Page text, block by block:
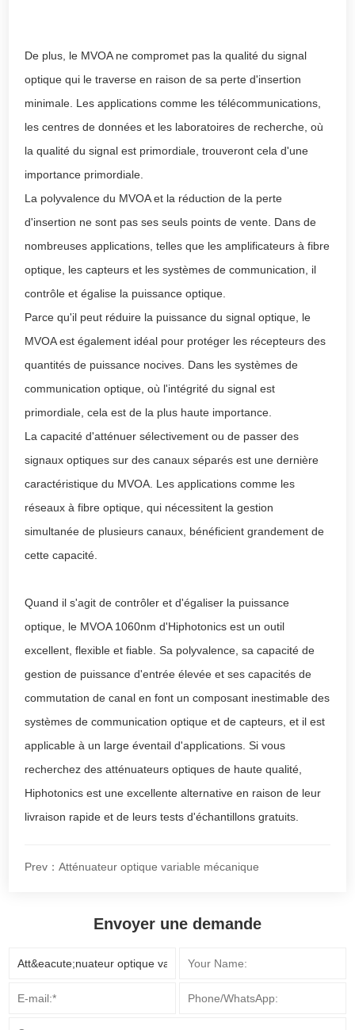
De plus, le MVOA ne compromet pas la qualité du signal
optique qui le traverse en raison de sa perte d'insertion
minimale. Les applications comme les télécommunications,
les centres de données et les laboratoires de recherche, où
la qualité du signal est primordiale, trouveront cela d'une
importance primordiale.
La polyvalence du MVOA et la réduction de la perte
d'insertion ne sont pas ses seuls points de vente. Dans de
nombreuses applications, telles que les amplificateurs à fibre
optique, les capteurs et les systèmes de communication, il
contrôle et égalise la puissance optique.
Parce qu'il peut réduire la puissance du signal optique, le
MVOA est également idéal pour protéger les récepteurs des
quantités de puissance nocives. Dans les systèmes de
communication optique, où l'intégrité du signal est
primordiale, cela est de la plus haute importance.
La capacité d'atténuer sélectivement ou de passer des
signaux optiques sur des canaux séparés est une dernière
caractéristique du MVOA. Les applications comme les
réseaux à fibre optique, qui nécessitent la gestion
simultanée de plusieurs canaux, bénéficient grandement de
cette capacité.
Quand il s'agit de contrôler et d'égaliser la puissance
optique, le MVOA 1060nm d'Hiphotonics est un outil
excellent, flexible et fiable. Sa polyvalence, sa capacité de
gestion de puissance d'entrée élevée et ses capacités de
commutation de canal en font un composant inestimable des
systèmes de communication optique et de capteurs, et il est
applicable à un large éventail d'applications. Si vous
recherchez des atténuateurs optiques de haute qualité,
Hiphotonics est une excellente alternative en raison de leur
livraison rapide et de leurs tests d'échantillons gratuits.
Prev：Atténuateur optique variable mécanique
Envoyer une demande